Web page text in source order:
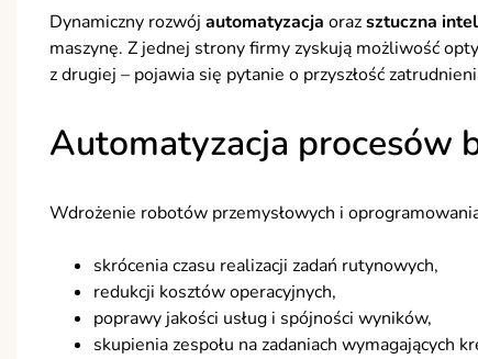
Dynamiczny rozwój automatyzacja orazsztuczna
maszynę. Z jednej strony firmy zyskują możliwość
z drugiej – pojawia się pytanie o przyszłość
Automatyzacja procesów
Wdrożenie robotów przemysłowych i
skrócenia czasu realizacji zadań rutynowych,
redukcji kosztów operacyjnych,
poprawy jakości usług i spójności wyników,
skupienia zespołu na zadaniach wymagających